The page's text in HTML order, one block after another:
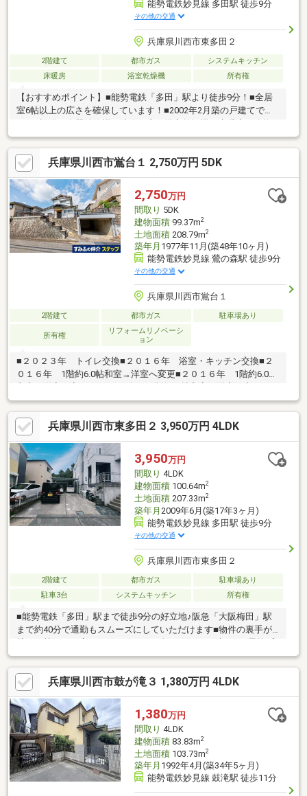
能勢電鉄妙見線 多田駅 徒歩9分
その他の交通
兵庫県川西市東多田２
2階建て 都市ガス
システムキッチン
床暖房
浴室乾燥機 所有権
【おすすめポイント】■能勢電鉄「多田」駅より徒歩9分！■全居
室6帖以上の広さを確保しています！■2002年2月築の戸建てで
す。■設備に食器洗浄機・洗浄便座・浴室乾燥機・床暖房・追炊
機能があります！■道路からの高低差があり目線が気になりませ
ん！～阪神間北摂で12店舗、東証上場のウィルで安心取引！～ウ
ィル不動産販売川西営業所は、阪急「川西能勢口」駅から徒歩1
分。駐車場完備、キッズスペースもあるのでぜひご家族皆さまで
お越しください。リフォームや住宅ローンのご相談もワンストッ
プで可能！まずはお気軽にお電話ください！
兵庫県川西市鴬台１ 2,750万円 5DK
2,750万円
間取り 5DK
建物面積99.37m2
土地面積208.79m2
築年月 1977年11月(築48年10ヶ月)
能勢電鉄妙見線 鶯の森駅 徒歩9分
その他の交通
兵庫県川西市鴬台１
2階建て 都市ガス 駐車場あり
所有権
リフォームリノベーシ
ョン
■２０２３年 トイレ交換■２０１６年 浴室・キッチン交換■２
０１６年 1階約6.0帖和室→洋室へ変更■２０１６年 1階約6.0帖
０１６年 クロス全室張替え■静かで落ち着いた住環境■低層住宅
中心のため、眺望良好■室内・設備ともに清掃済のため、快適に
新生活をスタートしていただけます！
兵庫県川西市東多田２ 3,950万円 4LDK
3,950万円
間取り 4LDK
建物面積100.64m2
土地面積207.33m2
築年月 2009年6月(築17年3ヶ月)
能勢電鉄妙見線 多田駅 徒歩9分
その他の交通
兵庫県川西市東多田２
2階建て 都市ガス
駐車場あり
駐車3台
システムキッチン 所有権
■能勢電鉄「多田」駅まで徒歩9分の好立地♪阪急「大阪梅田」駅
まで約40分で通勤もスムーズにしていただけます■物件の裏手が
林で、林側にお庭がございますので人目を気にせずBBQや屋外プ
ールをお楽しみいただけます■駅まで平坦かつ駅周辺に商業施設
が２つございますので、お買い物も便利にしていただける人気の
高いエリア【設備】■キッチンから洗面室への導線◎■1階の部屋
とLDKをつなげることで22.8畳のLDKに♪■ワイドバルコニーは人
目に付かない林側◎■各洋室6畳以上でお子様のお部屋も広々
♪【周辺環境】■イズミヤ 徒歩9分■イオン 徒歩10分■病院 徒
歩10分■小学校 徒歩8分
兵庫県川西市鼓が滝３ 1,380万円 4LDK
1,380万円
間取り 4LDK
建物面積83.83m2
土地面積103.73m2
築年月 1992年4月(築34年5ヶ月)
能勢電鉄妙見線 鼓滝駅 徒歩11分